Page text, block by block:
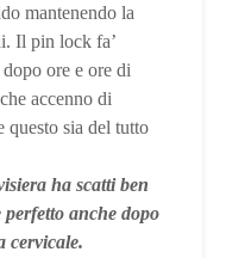
mantenendo la
Il pin lock fa’
ore e ore di
accenno di
questo sia del tutto
ha scatti ben
anche dopo
cervicale.